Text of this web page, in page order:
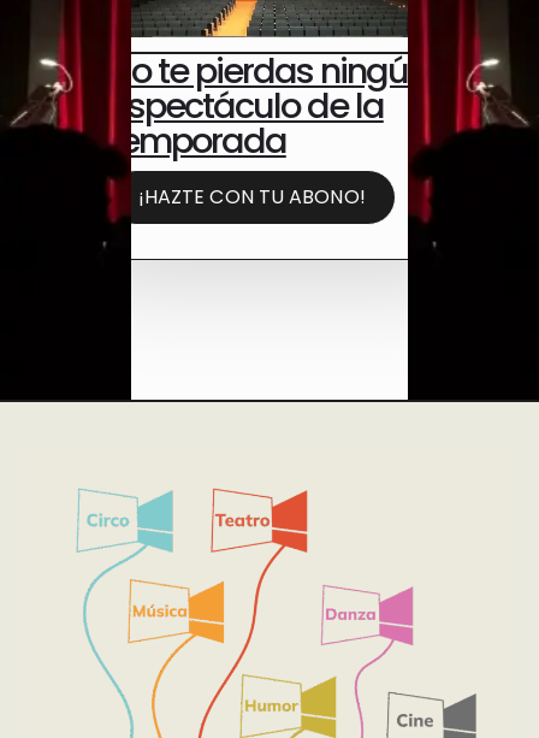
No te pierdas ningún
espectáculo de la
temporada
¡HAZTE CON TU ABONO!